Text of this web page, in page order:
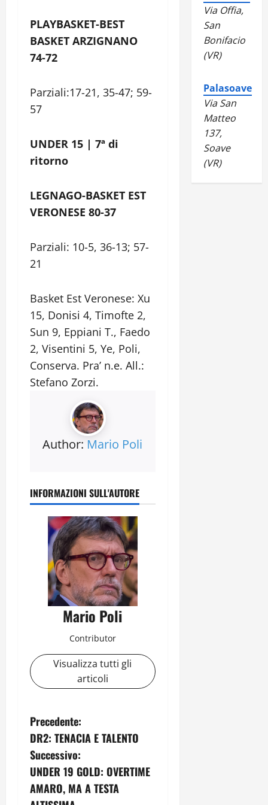
PLAYBASKET-BEST
BASKET ARZIGNANO
74-72
Parziali:17-21, 35-47; 59-
57
UNDER 15 | 7ª di
ritorno
LEGNAGO-BASKET EST
VERONESE 80-37
Parziali: 10-5, 36-13; 57-
21
Basket Est Veronese: Xu
15, Donisi 4, Timofte 2,
Sun 9, Eppiani T., Faedo
2, Visentini 5, Ye, Poli,
Conserva. Pra’ n.e. All.:
Stefano Zorzi.
Author: Mario Poli
INFORMAZIONI SULL'AUTORE
Mario Poli
Contributor
Visualizza tutti gli
articoli
N
a
v
Precedente:
DR2: TENACIA E TALENTO
Successivo:
UNDER 19 GOLD: OVERTIME
AMARO, MA A TESTA
Via Offia,
San
Bonifacio
(VR)
Palasoave
Via San
Matteo
137,
Soave
(VR)